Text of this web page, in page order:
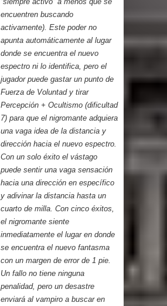
encuentren buscando
activamente). Este poder no
apunta automáticamente al lugar
donde se encuentra el nuevo
espectro ni lo identifica, pero el
jugador puede gastar un punto de
Fuerza de Voluntad y tirar
Percepción + Ocultismo (dificultad
7) para que el nigromante adquiera
una vaga idea de la distancia y
dirección hacia el nuevo espectro.
Con un solo éxito el vástago
puede sentir una vaga sensación
hacia una dirección en específico
y adivinar la distancia hasta un
cuarto de milla. Con cinco éxitos,
el nigromante siente
inmediatamente el lugar en donde
se encuentra el nuevo fantasma
con un margen de error de 1 pie.
Un fallo no tiene ninguna
penalidad, pero un desastre
enviará al vampiro a buscar en